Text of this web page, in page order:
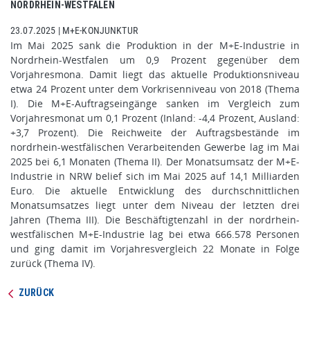
NORDRHEIN-WESTFALEN
23.07.2025 | M+E-KONJUNKTUR
Im Mai 2025 sank die Produktion in der M+E-Industrie in
Nordrhein-Westfalen um 0,9 Prozent gegenüber dem
Vorjahresmona. Damit liegt das aktuelle Produktionsniveau
etwa 24 Prozent unter dem Vorkrisenniveau von 2018 (Thema
I). Die M+E-Auftragseingänge sanken im Vergleich zum
Vorjahresmonat um 0,1 Prozent (Inland: -4,4 Prozent, Ausland:
+3,7 Prozent). Die Reichweite der Auftragsbestände im
nordrhein-westfälischen Verarbeitenden Gewerbe lag im Mai
2025 bei 6,1 Monaten (Thema II). Der Monatsumsatz der M+E-
Industrie in NRW belief sich im Mai 2025 auf 14,1 Milliarden
Euro. Die aktuelle Entwicklung des durchschnittlichen
Monatsumsatzes liegt unter dem Niveau der letzten drei
Jahren (Thema III). Die Beschäftigtenzahl in der nordrhein-
westfälischen M+E-Industrie lag bei etwa 666.578 Personen
und ging damit im Vorjahresvergleich 22 Monate in Folge
zurück (Thema IV).
ZURÜCK